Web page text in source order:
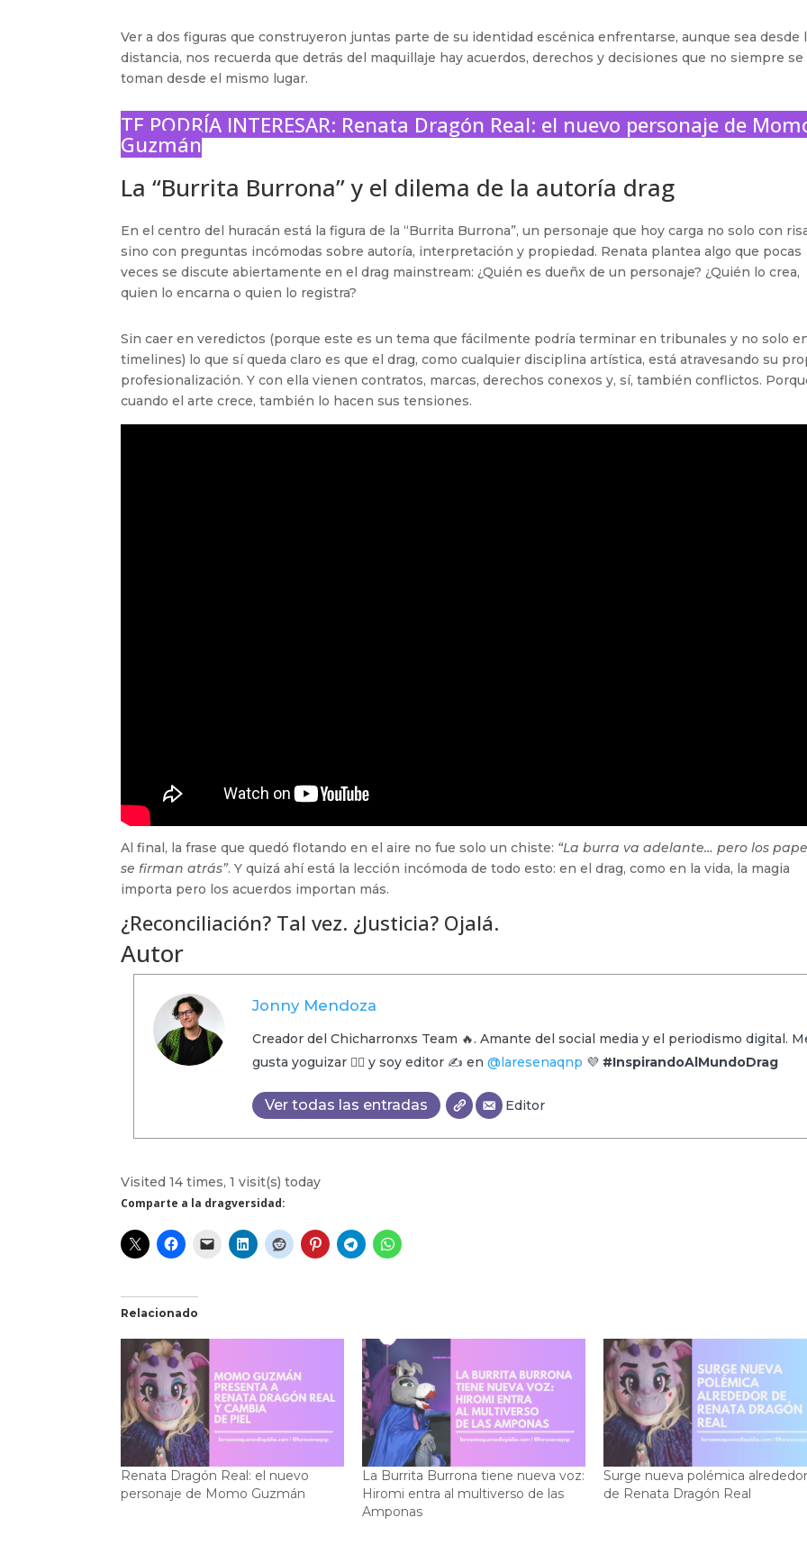
Ver a dos figuras que construyeron juntas parte de su identidad escénica enfrentarse, aunque sea desde
distancia, nos recuerda que detrás del maquillaje hay acuerdos, derechos y decisiones que no siempre se
toman desde el mismo lugar.
TE PODRÍA INTERESAR: Renata Dragón Real: el nuevo personaje de
Guzmán
La “Burrita Burrona” y el dilema de la autoría drag
En el centro del huracán está la figura de la “Burrita Burrona”, un personaje que hoy carga no solo con
sino con preguntas incómodas sobre autoría, interpretación y propiedad. Renata plantea algo que pocas
veces se discute abiertamente en el drag mainstream: ¿Quién es dueñx de un personaje? ¿Quién lo crea,
quien lo encarna o quien lo registra?
Sin caer en veredictos (porque este es un tema que fácilmente podría terminar en tribunales y no solo
timelines) lo que sí queda claro es que el drag, como cualquier disciplina artística, está atravesando su
profesionalización. Y con ella vienen contratos, marcas, derechos conexos y, sí, también conflictos.
cuando el arte crece, también lo hacen sus tensiones.
Al final, la frase que quedó flotando en el aire no fue solo un chiste: “La burra va adelante… pero los
se firman atrás”. Y quizá ahí está la lección incómoda de todo esto: en el drag, como en la vida, la magia
importa pero los acuerdos importan más.
¿Reconciliación? Tal vez. ¿Justicia? Ojalá.
Autor
Jonny Mendoza
Creador del Chicharronxs Team 🔥. Amante del social media y el periodismo digital.
gusta yoguizar 🧘‍♂️ y soy editor ✍️ en@laresenaqnp 💜 #InspirandoAlMundoDrag
Ver todas las entradas Editor
Visited 14 times, 1 visit(s) today
Comparte a la dragversidad:
Relacionado
Renata Dragón Real: el nuevo
personaje de Momo Guzmán
La Burrita Burrona tiene nueva voz:
Hiromi entra al multiverso de las
Amponas
Surge nueva polémica
de Renata Dragón Real